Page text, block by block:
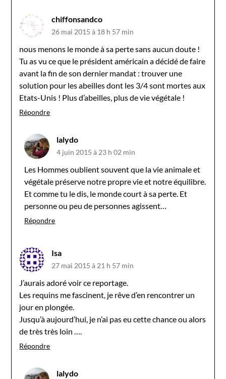
chiffonsandco
26 mai 2015 à 18 h 57 min
nous menons le monde à sa perte sans aucun doute !
Tu as vu ce que le président américain a décidé de faire
avant la fin de son dernier mandat : trouver une
solution pour les abeilles dont les 3/4 sont mortes aux
Etats-Unis ! Plus d’abeilles, plus de vie végétale !
Répondre
lalydo
4 juin 2015 à 23 h 02 min
Les Hommes oublient souvent que la vie animale et
végétale préserve notre propre vie et notre équilibre.
Et comme tu le dis, le monde court à sa perte. Et
personne ou peu de personnes agissent…
Répondre
Isa
27 mai 2015 à 21 h 57 min
J’aurais adoré voir ce reportage.
Les requins me fascinent, je rêve d’en rencontrer un
jour en plongée.
Jusqu’à aujourd’hui, je n’ai pas eu cette chance ou alors
de très très loin ….
Répondre
lalydo